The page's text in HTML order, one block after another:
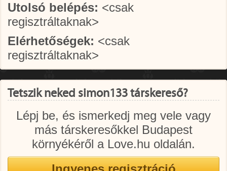
Utolsó belépés: <csak
regisztráltaknak>
Elérhetőségek: <csak
regisztráltaknak>
Tetszik neked simon133 társkereső?
Lépj be, és ismerkedj meg vele vagy
más társkeresőkkel Budapest
környékéről a Love.hu oldalán.